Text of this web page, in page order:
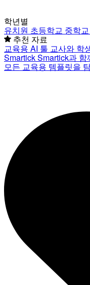
학년별
유치원 초등학교 중학교
추천 자료
교육용 AI 툴 교사와 학
SmartickSmartick과
모든 교육용 템플릿을